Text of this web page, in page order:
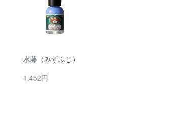
水藤（みずふじ）
1,452円